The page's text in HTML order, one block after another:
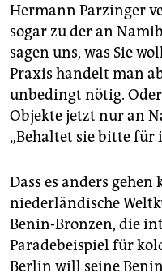
Hermann Parzinger
sogar zu der an
sagen uns, was Sie
Praxis handelt man
unbedingt nötig.
Objekte jetzt nur an
„Behaltet sie bitte für
Dass es anders gehen
niederländische
Benin-Bronzen, die
Paradebeispiel für
Berlin will seine